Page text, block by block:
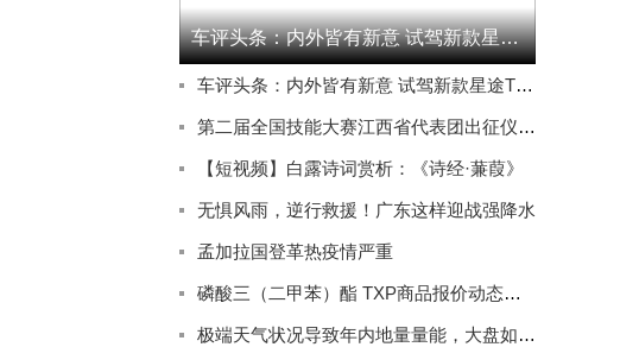
车评头条：内外皆有新意 试驾新款星途TXL四驱星尊版
车评头条：内外皆有新意 试驾新款星途TXL四驱星尊版
第二届全国技能大赛江西省代表团出征仪式在南昌举行
【短视频】白露诗词赏析：《诗经·蒹葭》
无惧风雨，逆行救援！广东这样迎战强降水
孟加拉国登革热疫情严重
磷酸三（二甲苯）酯 TXP商品报价动态（2023-09-08）
极端天气状况导致年内地量量能，大盘如期回踩强支撑位后探底回升